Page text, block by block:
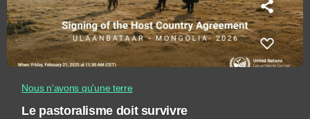
Nous n'avons qu'une terre
Le pastoralisme doit survivre